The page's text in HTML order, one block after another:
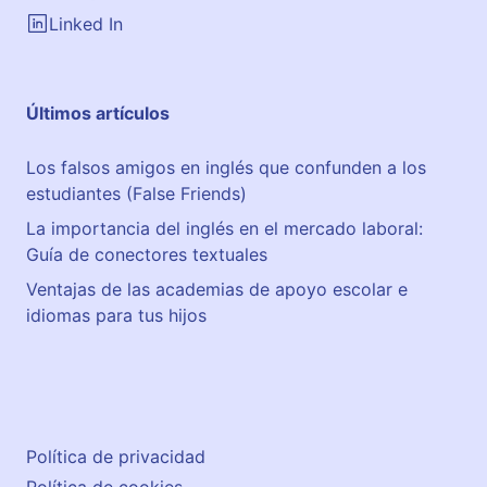
Linked In
Últimos artículos
Los falsos amigos en inglés que confunden a los
estudiantes (False Friends)
La importancia del inglés en el mercado laboral:
Guía de conectores textuales
Ventajas de las academias de apoyo escolar e
idiomas para tus hijos
Política de privacidad